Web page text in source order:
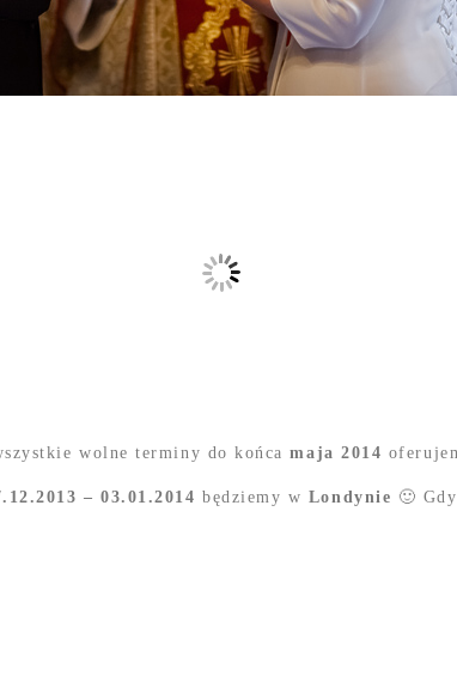
wolne terminy do końcamaja 2014
– 03.01.2014 będziemy w Londynie 🙂